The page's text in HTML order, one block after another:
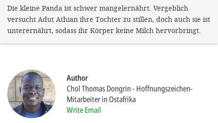
Die kleine Panda ist schwer mangelernährt. Vergeblich
versucht Adut Athian ihre Tochter zu stillen, doch auch sie ist
unterernährt, sodass ihr Körper keine Milch hervorbringt.
Author
Chol Thomas Dongrin Hoffnungszeichen-
Mitarbeiter in Ostafrika
Write Email
settings
in the
'Cookie
AGREE